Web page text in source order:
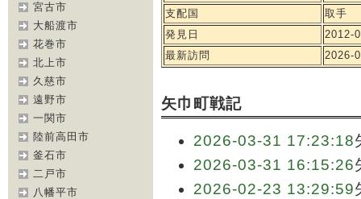
宮古市
大船渡市
花巻市
北上市
久慈市
遠野市
一関市
陸前高田市
釜石市
二戸市
八幡平市
支配国
取手
発見日
2012-
最新訪問
2026-
矢巾町戦記
2026-03-31 17:23:18
2026-03-31 16:15:26
2026-02-23 13:29:59